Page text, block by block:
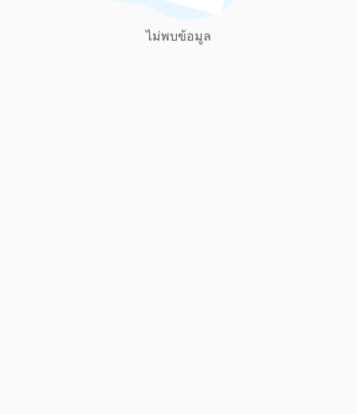
ไม่พบข้อมูล